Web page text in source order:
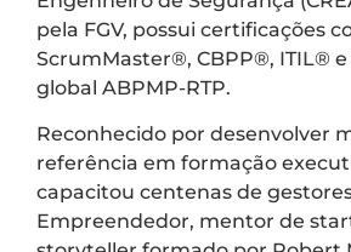
pela FGV, possui certificações
ScrumMaster®️, CBPP®️, ITIL®️
global ABPMP-RTP.
Reconhecido por desenvolver
referência em formação
capacitou centenas de
Empreendedor, mentor de